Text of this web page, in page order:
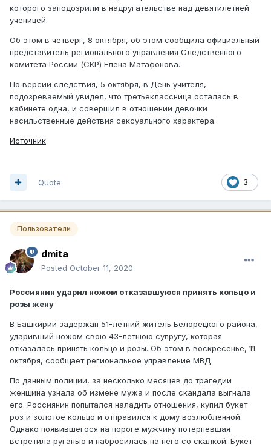
которого заподозрили в надругательстве над девятилетней
ученицей.
Об этом в четверг, 8 октября, об этом сообщила официальный
представитель регионального управления Следственного
комитета России (СКР) Елена Матафонова.
По версии следствия, 5 октября, в День учителя,
подозреваемый увидел, что третьеклассница осталась в
кабинете одна, и совершил в отношении девочки
насильственные действия сексуального характера.
Источник
3
Quote
Пользователи
dmita
Posted October 11, 2020
Россиянин ударил ножом отказавшуюся принять кольцо и
розы жену
В Башкирии задержан 51-летний житель Белорецкого района,
ударивший ножом свою 43-летнюю супругу, которая
отказалась принять кольцо и розы. Об этом в воскресенье, 11
октября, сообщает региональное управление МВД.
По данным полиции, за несколько месяцев до трагедии
женщина узнала об измене мужа и после скандала выгнала
его. Россиянин попытался наладить отношения, купил букет
роз и золотое кольцо и отправился к дому возлюбленной.
Однако появившегося на пороге мужчину потерпевшая
встретила руганью и набросилась на него со скалкой. Букет